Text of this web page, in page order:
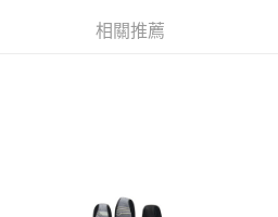
將依據個別帳號之用戶狀況，依本公司即
相關推薦